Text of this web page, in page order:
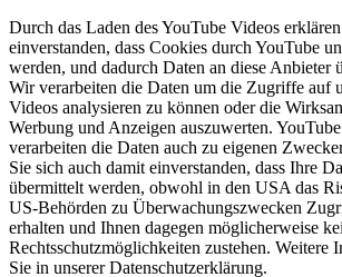
Durch das Laden des YouTube Videos
einverstanden, dass Cookies durch YouTube
werden, und dadurch Daten an diese Anbieter
Wir verarbeiten die Daten um die Zugriffe auf
Videos analysieren zu können oder die
Werbung und Anzeigen auszuwerten.
verarbeiten die Daten auch zu eigenen
Sie sich auch damit einverstanden, dass Ihre
übermittelt werden, obwohl in den USA das
US-Behörden zu Überwachungszwecken
erhalten und Ihnen dagegen möglicherweise
Rechtsschutzmöglichkeiten zustehen. Weitere
Sie in unserer Datenschutzerklärung.